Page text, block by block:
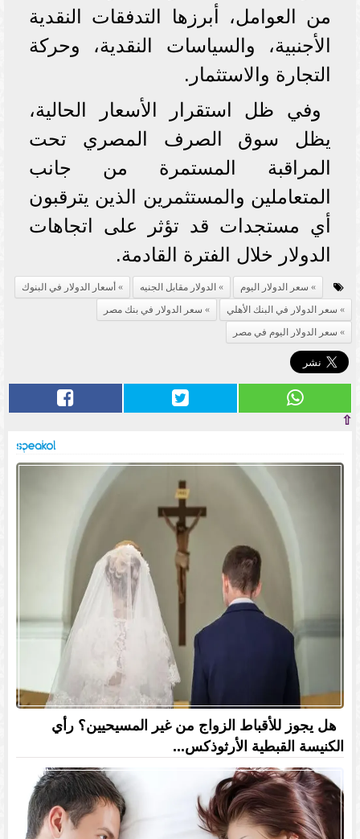
من العوامل، أبرزها التدفقات النقدية
الأجنبية، والسياسات النقدية، وحركة
التجارة والاستثمار.
وفي ظل استقرار الأسعار الحالية،
يظل سوق الصرف المصري تحت
المراقبة المستمرة من جانب
المتعاملين والمستثمرين الذين يترقبون
أي مستجدات قد تؤثر على اتجاهات
الدولار خلال الفترة القادمة.
سعر الدولار اليوم الدولار مقابل الجنيه
أسعار الدولار في البنوك
سعر الدولار في البنك الأهلي
سعر الدولار في بنك مصر
سعر الدولار اليوم في مصر
⇧
هل يجوز للأقباط الزواج من غير المسيحيين؟ رأي
الكنيسة القبطية الأرثوذكس...